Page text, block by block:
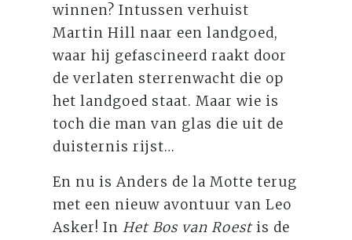
winnen? Intussen verhuist
Martin Hill naar een landgoed,
waar hij gefascineerd raakt door
de verlaten sterrenwacht die op
het landgoed staat. Maar wie is
toch die man van glas die uit de
duisternis rijst…
En nu is Anders de la Motte terug
met een nieuw avontuur van Leo
Asker! InHet Bos van Roestis de